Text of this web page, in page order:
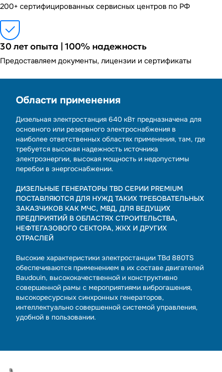
200+ сертифицированных сервисных центров по РФ
30 лет опыта | 100% надежность
Предоставляем документы, лицензии и сертификаты
Области применения
Дизельная электростанция 640 кВт предназначена для
основного или резервного электроснабжения в
наиболее ответственных областях применения, там, где
требуется высокая надежность источника
электроэнергии, высокая мощность и недопустимы
перебои в энергоснабжении.
ДИЗЕЛЬНЫЕ ГЕНЕРАТОРЫ TBD СЕРИИ PREMIUM
ПОСТАВЛЯЮТСЯ ДЛЯ НУЖД ТАКИХ ТРЕБОВАТЕЛЬНЫХ
ЗАКАЗЧИКОВ КАК МЧС, МВД, ДЛЯ ВЕДУЩИХ
ПРЕДПРИЯТИЙ В ОБЛАСТЯХ СТРОИТЕЛЬСТВА,
НЕФТЕГАЗОВОГО СЕКТОРА, ЖКХ И ДРУГИХ
ОТРАСЛЕЙ
Высокие характеристики электростанции TBd 880TS
обеспечиваются применением в их составе двигателей
Baudouin, высококачественной и конструктивно
совершенной рамы с мероприятиями виброгашения,
высокоресурсных синхронных генераторов,
интеллектуально совершенной системой управления,
удобной в пользовании.